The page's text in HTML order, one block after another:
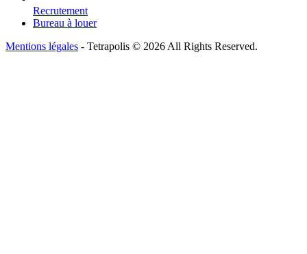
Recrutement
Bureau à louer
Mentions légales - Tetrapolis © 2026 All Rights Reserved.